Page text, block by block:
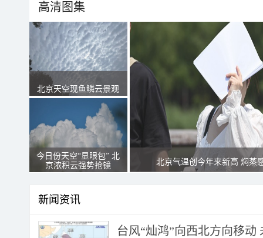
高清图集
北京天空现鱼鳞云景观
今日份天空“显眼包” 北
京浓积云强势抢镜
北京气温创今年来新高 焖蒸
新闻资讯
台风“灿鸿”向西北方向移动